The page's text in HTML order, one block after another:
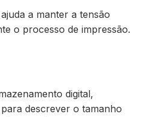
a manter a tensão
o processo de impressão.
digital,
descrever o tamanho